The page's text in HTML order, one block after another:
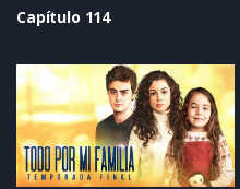
Capítulo 114